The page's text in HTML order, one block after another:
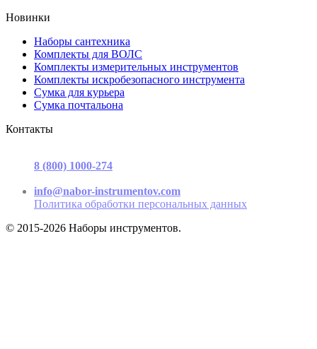
Новинки
Наборы сантехника
Комплекты для ВОЛС
Комплекты измерительных инструментов
Комплекты искробезопасного инструмента
Сумка для курьера
Сумка почтальона
Контакты
8 (800) 1000-274
info@nabor-instrumentov.com
Политика обработки персональных данных
© 2015-2026 Наборы инструментов.